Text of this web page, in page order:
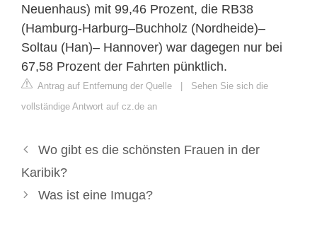
Neuenhaus) mit 99,46 Prozent, die RB38
(Hamburg-Harburg–Buchholz (Nordheide)–
Soltau (Han)– Hannover) war dagegen nur bei
67,58 Prozent der Fahrten pünktlich.
Antrag auf Entfernung der Quelle | Sehen Sie sich die
vollständige Antwort auf cz.de an
Wo gibt es die schönsten Frauen in der
Karibik?
Was ist eine Imuga?